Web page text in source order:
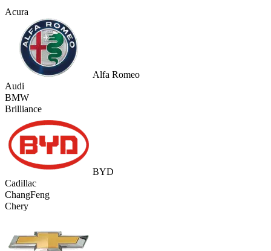
Acura
Alfa Romeo
Audi
BMW
Brilliance
BYD
Cadillac
ChangFeng
Chery